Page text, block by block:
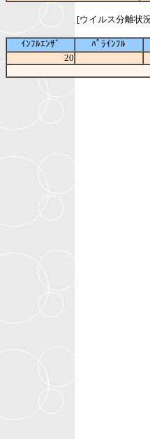
[ウイルス分離状
ｲﾝﾌﾙｴﾝｻﾞ ﾊﾟﾗｲﾝﾌﾙ
20